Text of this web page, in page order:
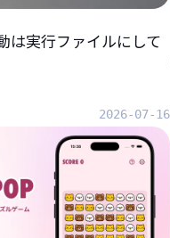
は実行ファイルにして
2026-07-16